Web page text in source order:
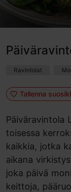
Ravintolat
Tallenna
Päiväravintola
toisessa
kaikkia, jotka
aikana
joka päivä
keittoja,